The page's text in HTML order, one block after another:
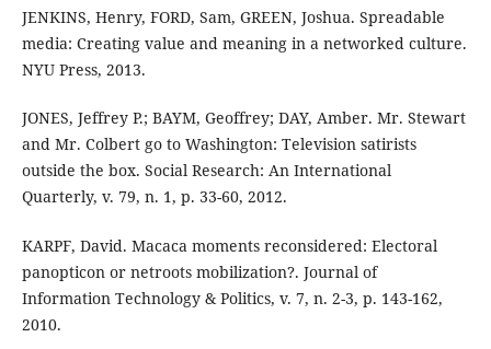
JENKINS, Henry, FORD, Sam, GREEN, Joshua. Spreadable
media: Creating value and meaning in a networked culture.
NYU Press, 2013.
JONES, Jeffrey P.; BAYM, Geoffrey; DAY, Amber. Mr. Stewart
and Mr. Colbert go to Washington: Television satirists
outside the box. Social Research: An International
Quarterly, v. 79, n. 1, p. 33-60, 2012.
KARPF, David. Macaca moments reconsidered: Electoral
panopticon or netroots mobilization?. Journal of
Information Technology & Politics, v. 7, n. 2-3, p. 143-162,
2010.